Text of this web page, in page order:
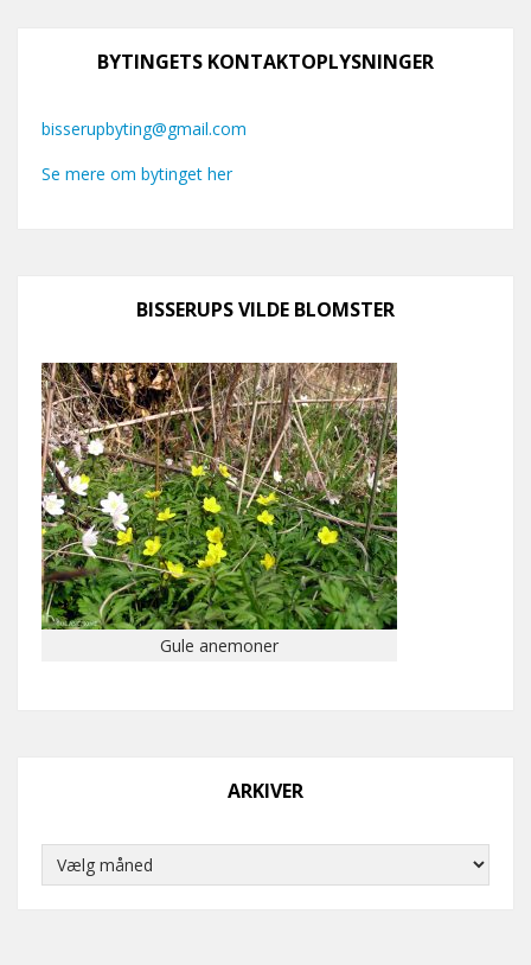
BYTINGETS KONTAKTOPLYSNINGER
bisserupbyting@gmail.com
Se mere om bytinget her
BISSERUPS VILDE BLOMSTER
Gule anemoner
ARKIVER
Arkiver